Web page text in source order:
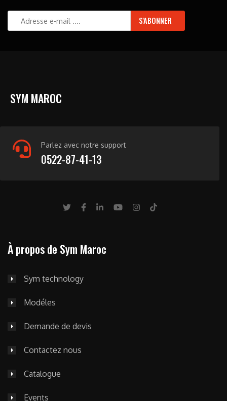
SYM MAROC
Parlez avec notre support
0522-87-41-13
À propos de Sym Maroc
Sym technology
Modéles
Demande de devis
Contactez nous
Catalogue
Events